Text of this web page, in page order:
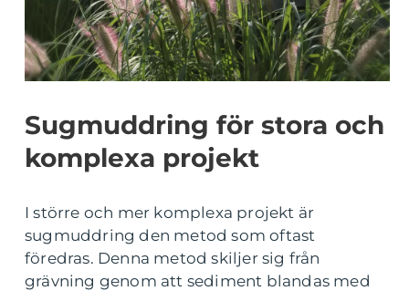
Sugmuddring för stora och
komplexa projekt
I större och mer komplexa projekt är
sugmuddring den metod som oftast
föredras. Denna metod skiljer sig från
grävning genom att sediment blandas med